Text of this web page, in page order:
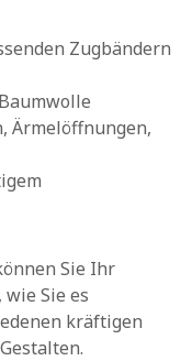
Zugbändern
Ärmelöffnungen,
Sie Ihr
Sie es
kräftigen